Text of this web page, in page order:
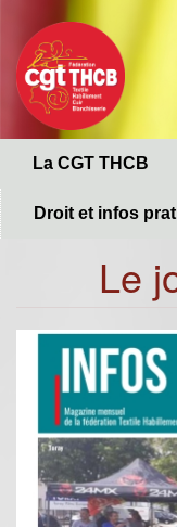
contenu
principal
La CGT THCB
Droit et infos
Le